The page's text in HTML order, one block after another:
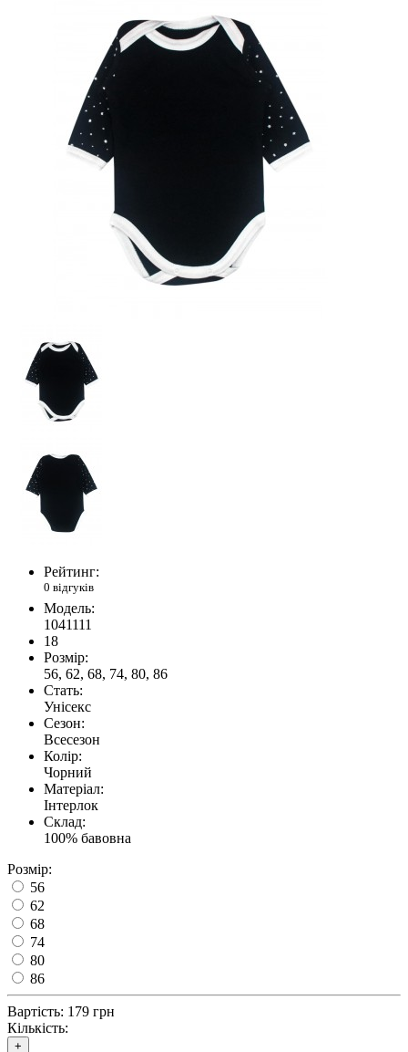
Рейтинг:
0 відгуків
Модель:
1041111
18
Розмір:
56, 62, 68, 74, 80, 86
Стать:
Унісекс
Сезон:
Всесезон
Колір:
Чорний
Матеріал:
Інтерлок
Склад:
100% бавовна
Розмір:
56
62
68
74
80
86
Вартість: 179 грн
Кількість:
+